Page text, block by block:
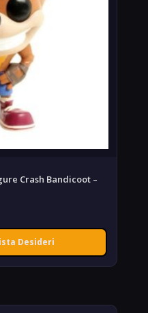
Crash Bandicoot –
Desideri